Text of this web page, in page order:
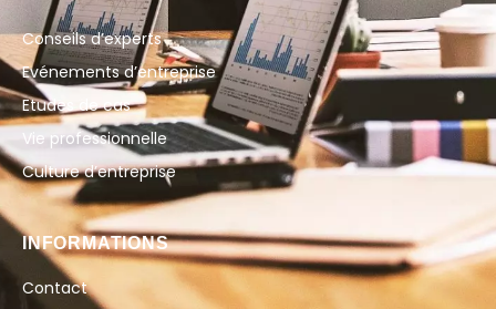
Conseils d’experts
Evénements d’entreprise
Etudes de cas
Vie professionnelle
Culture d’entreprise
INFORMATIONS
Contact